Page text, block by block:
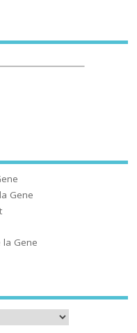
del
⋅ 2y
se
en
ese
Gene
Gene